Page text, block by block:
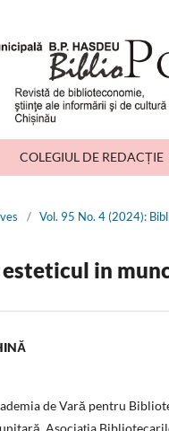
COLEGIUL DE REDACȚIE
/ Vol. 95 No. 4 (2024):
in
de Vară pentru